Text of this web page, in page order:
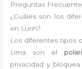
Preguntas
¿Cuáles son los
en Lurin?
Los diferentes tipos
Lima son el
privacidad y